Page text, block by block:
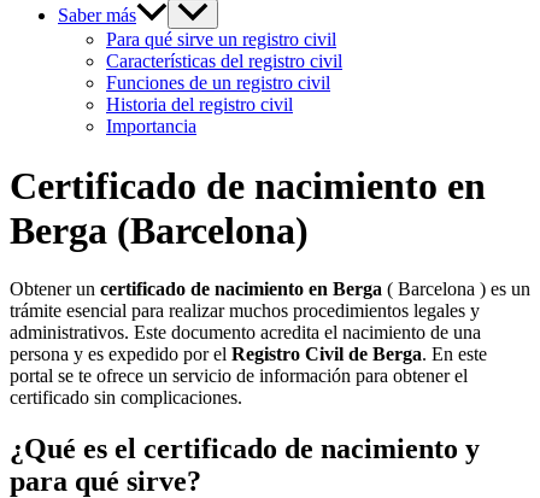
Saber más
Para qué sirve un registro civil
Características del registro civil
Funciones de un registro civil
Historia del registro civil
Importancia
Certificado de nacimiento en
Berga (Barcelona)
Obtener un certificado de nacimiento en Berga ( Barcelona ) es un
trámite esencial para realizar muchos procedimientos legales y
administrativos. Este documento acredita el nacimiento de una
persona y es expedido por el Registro Civil de Berga. En este
portal se te ofrece un servicio de información para obtener el
certificado sin complicaciones.
¿Qué es el certificado de nacimiento y
para qué sirve?